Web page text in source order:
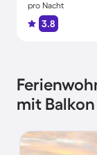
pro Nacht
3.8
mit